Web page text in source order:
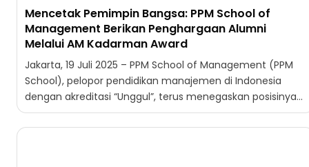
Mencetak Pemimpin Bangsa: PPM School of
Management Berikan Penghargaan Alumni
Melalui AM Kadarman Award
Jakarta, 19 Juli 2025 – PPM School of Management (PPM
School), pelopor pendidikan manajemen di Indonesia
dengan akreditasi “Unggul”, terus menegaskan posisinya
sebagai institusi yang...